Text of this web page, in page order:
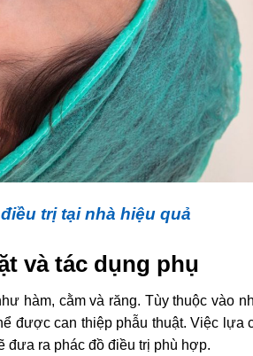
trị tại nhà hiệu quả
và tác dụng phụ
hàm, cằm và răng. Tùy thuộc vào
được can thiệp phẫu thuật. Việc lựa
đưa ra phác đồ điều trị phù hợp.